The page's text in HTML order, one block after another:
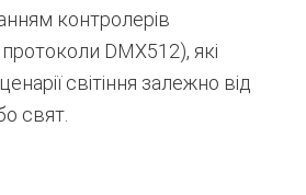
контролерів
DMX512), які
світіння залежно від
свят.